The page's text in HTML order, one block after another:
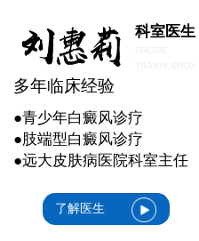
科室医生
多年临床经验
●青少年白癜风诊疗
●肢端型白癜风诊疗
●远大皮肤病医院科室主任
了解医生